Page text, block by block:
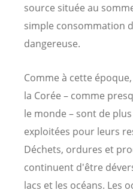
source située au
simple consommation
dangereuse.
Comme à cette
la Corée – comme
le monde – sont de
exploitées pour leurs
Déchets, ordures et
continuent d'être
lacs et les océans. Les